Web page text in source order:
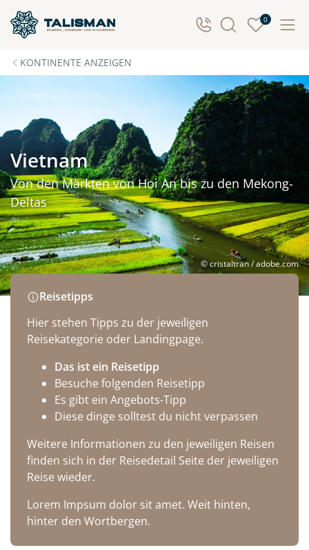
0
KONTINENTE ANZEIGEN
© cristaltran / adobe.com
Vietnam
Von den Märkten von Hoi An bis zu den Mekong-
Deltas
Reisetipps
Hier stehen Tipps zu der jeweiligen
Reisekategorie oder Landingpage.
Das ist ein Reisetipp
Besuche folgenden Reisetipp
Es gibt ein Angebots-Tipp
Diese dinge solltest du nicht verpassen
Weitere Informationen zu den jeweiligen Reisen
finden sich in der Reisedetail Seite der jeweiligen
Reise wieder.
Lorem Impsum dolor sit amet. Weit hinten,
hinter den Wortbergen.